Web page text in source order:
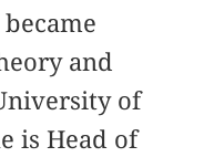
and
of
is Head of